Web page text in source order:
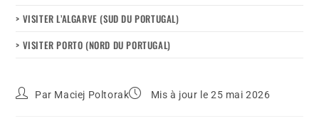
> VISITER L’ALGARVE (SUD DU PORTUGAL)
> VISITER PORTO (NORD DU PORTUGAL)
Par Maciej Poltorak Mis à jour le 25 mai 2026